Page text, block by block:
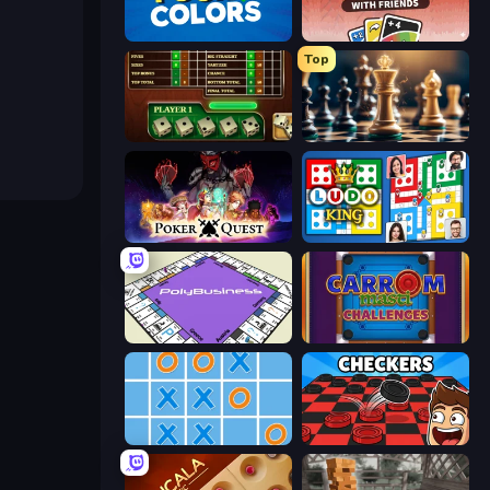
DUO With Friends
Yahtzee Online
Top
Chess Free
Poker Quest Ludo King
PolyBusiness (Unofficial Monopoly)
Tic Tac Toe Online Checkers & Draughts Multiplayer